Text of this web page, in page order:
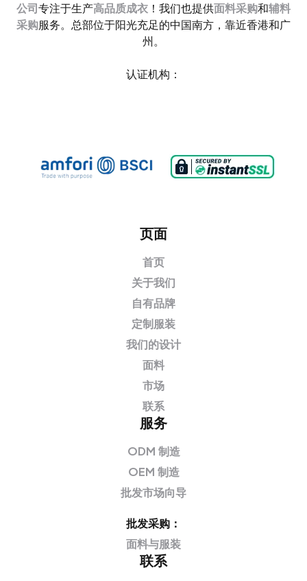
公司专注于生产高品质成衣 ！我们也提供面料采购和辅料
采购服务。总部位于阳光充足的中国南方，靠近香港和广
州。
认证机构：
页面
首页
关于我们
自有品牌
定制服装
我们的设计
面料
市场
联系
服务
ODM 制造
OEM 制造
批发市场向导
批发采购：
面料与服装
联系